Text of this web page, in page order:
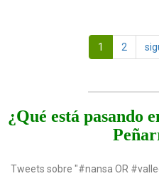
1 2
¿Qué está pasando
Tweets sobre "#nansa OR